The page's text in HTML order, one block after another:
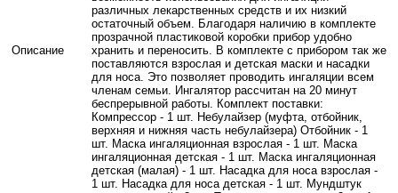
Описание
различных лекарственных средств и их низкий
остаточный объем. Благодаря наличию в комплекте
прозрачной пластиковой коробки прибор удобно
хранить и переносить. В комплекте с прибором так же
поставляются взрослая и детская маски и насадки
для носа. Это позволяет проводить ингаляции всем
членам семьи. Ингалятор рассчитан на 20 минут
беспрерывной работы. Комплект поставки:
Компрессор - 1 шт. Небулайзер (муфта, отбойник,
верхняя и нижняя часть небулайзера) Отбойник - 1
шт. Маска ингаляционная взрослая - 1 шт. Маска
ингаляционная детская - 1 шт. Маска ингаляционная
детская (малая) - 1 шт. Насадка для носа взрослая -
1 шт. Насадка для носа детская - 1 шт. Мундштук